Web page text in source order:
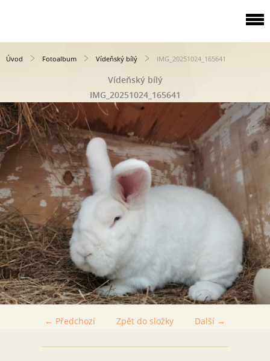
Úvod Fotoalbum Vídeňský bílý IMG_20251024_165641
Vídeňský bílý
IMG_20251024_165641
← Předchozí Další →
Zpět do složky